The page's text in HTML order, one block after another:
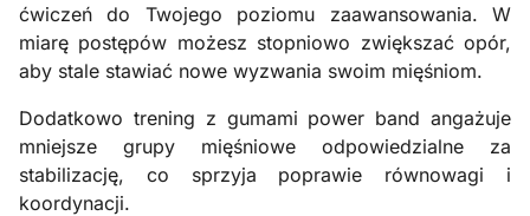
ćwiczeń do Twojego poziomu zaawansowania. W
miarę postępów możesz stopniowo zwiększać opór,
aby stale stawiać nowe wyzwania swoim mięśniom.
Dodatkowo trening z gumami power band angażuje
mniejsze grupy mięśniowe odpowiedzialne za
stabilizację, co sprzyja poprawie równowagi i
koordynacji.